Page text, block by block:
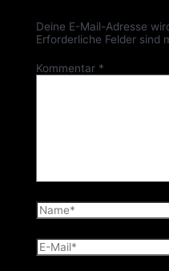
Deine E-Mail-Adresse
Erforderliche Felder sind
Kommentar *
Name*
E-
Mail*